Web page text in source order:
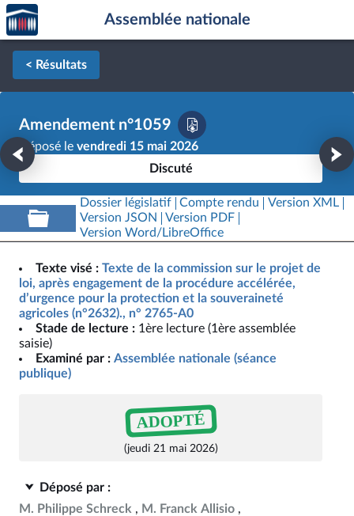
Aller au contenu
Aller en bas de la page
Accèder
à la
page
d'accueil
Assemblée nationale
< Résultats
Amendement n°1059
Déposé le vendredi 15 mai 2026
Discuté
Dossier législatif Compte rendu
Version XML
Version JSON
Version PDF
Version Word/LibreOffice
Texte visé : Texte de la commission sur le projet de
loi, après engagement de la procédure accélérée,
d’urgence pour la protection et la souveraineté
agricoles (n°2632)., n° 2765-A0
Stade de lecture : 1ère lecture (1ère assemblée
saisie)
Examiné par : Assemblée nationale (séance
publique)
ADOPTÉ
(jeudi 21 mai 2026)
Déposé par :
M. Philippe Schreck
M. Franck Allisio